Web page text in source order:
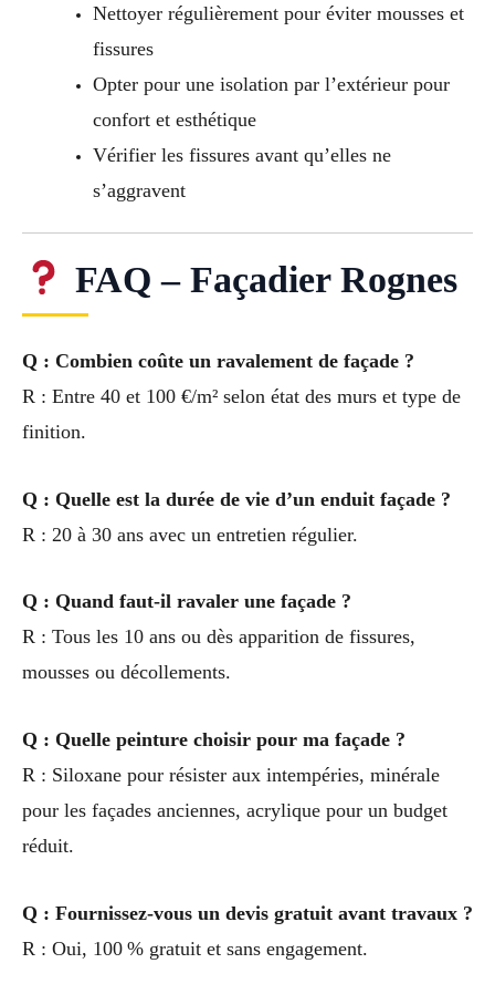
Nettoyer régulièrement pour éviter mousses et
fissures
Opter pour une isolation par l’extérieur pour
confort et esthétique
Vérifier les fissures avant qu’elles ne
s’aggravent
FAQ – Façadier Rognes
Q : Combien coûte un ravalement de façade ?
R : Entre 40 et 100 €/m² selon état des murs et type de
finition.
Q : Quelle est la durée de vie d’un enduit façade ?
R : 20 à 30 ans avec un entretien régulier.
Q : Quand faut-il ravaler une façade ?
R : Tous les 10 ans ou dès apparition de fissures,
mousses ou décollements.
Q : Quelle peinture choisir pour ma façade ?
R : Siloxane pour résister aux intempéries, minérale
pour les façades anciennes, acrylique pour un budget
réduit.
Q : Fournissez-vous un devis gratuit avant travaux ?
R : Oui, 100 % gratuit et sans engagement.